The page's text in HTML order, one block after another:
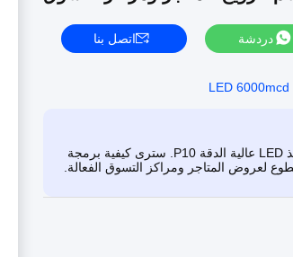
دردشة اتصل بنا
يوضح هذا الفيديو الإعداد والتشغيل واللحظات الرئيسية أثناء الاستخدام النموذجي لشاشة عرض النوافذ LED عالية الدقة P10. سترى كيفية برمجة